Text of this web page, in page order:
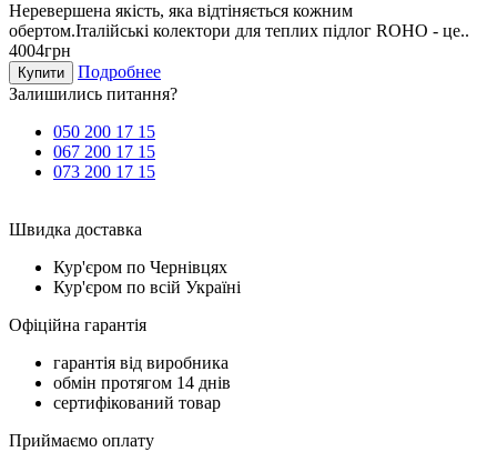
Неревершена якість, яка відтіняється кожним
обертом.Італійські колектори для теплих підлог ROHO - це..
4004грн
Купити
Подробнее
Залишились питання?
050 200 17 15
067 200 17 15
073 200 17 15
Швидка доставка
Кур'єром по Чернівцях
Кур'єром по всій Україні
Офіційна гарантія
гарантія від виробника
обмін протягом 14 днів
сертифікований товар
Приймаємо оплату